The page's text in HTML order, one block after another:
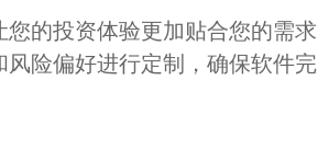
的投资体验更加贴合您的需
险偏好进行定制，确保软件完